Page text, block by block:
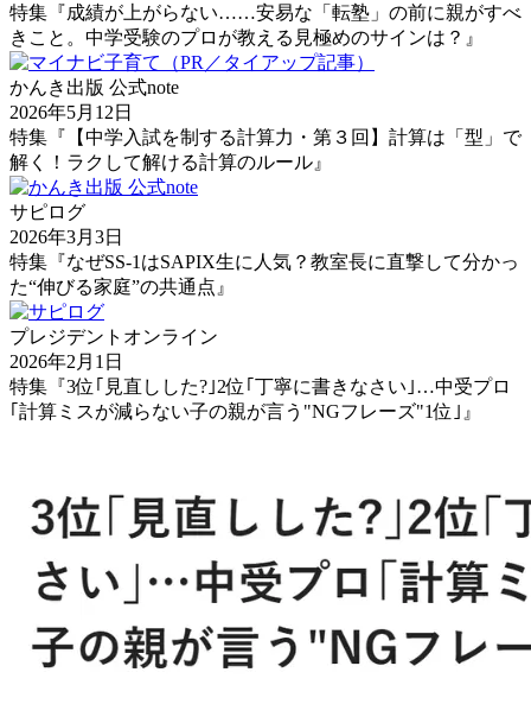
特集『成績が上がらない……安易な「転塾」の前に親がすべ
きこと。中学受験のプロが教える見極めのサインは？』
かんき出版 公式note
2026年5月12日
特集『【中学入試を制する計算力・第３回】計算は「型」で
解く！ラクして解ける計算のルール』
サピログ
2026年3月3日
特集『なぜSS-1はSAPIX生に人気？教室長に直撃して分かっ
た“伸びる家庭”の共通点』
プレジデントオンライン
2026年2月1日
特集『3位｢見直しした?｣2位｢丁寧に書きなさい｣…中受プロ
｢計算ミスが減らない子の親が言う"NGフレーズ"1位｣』